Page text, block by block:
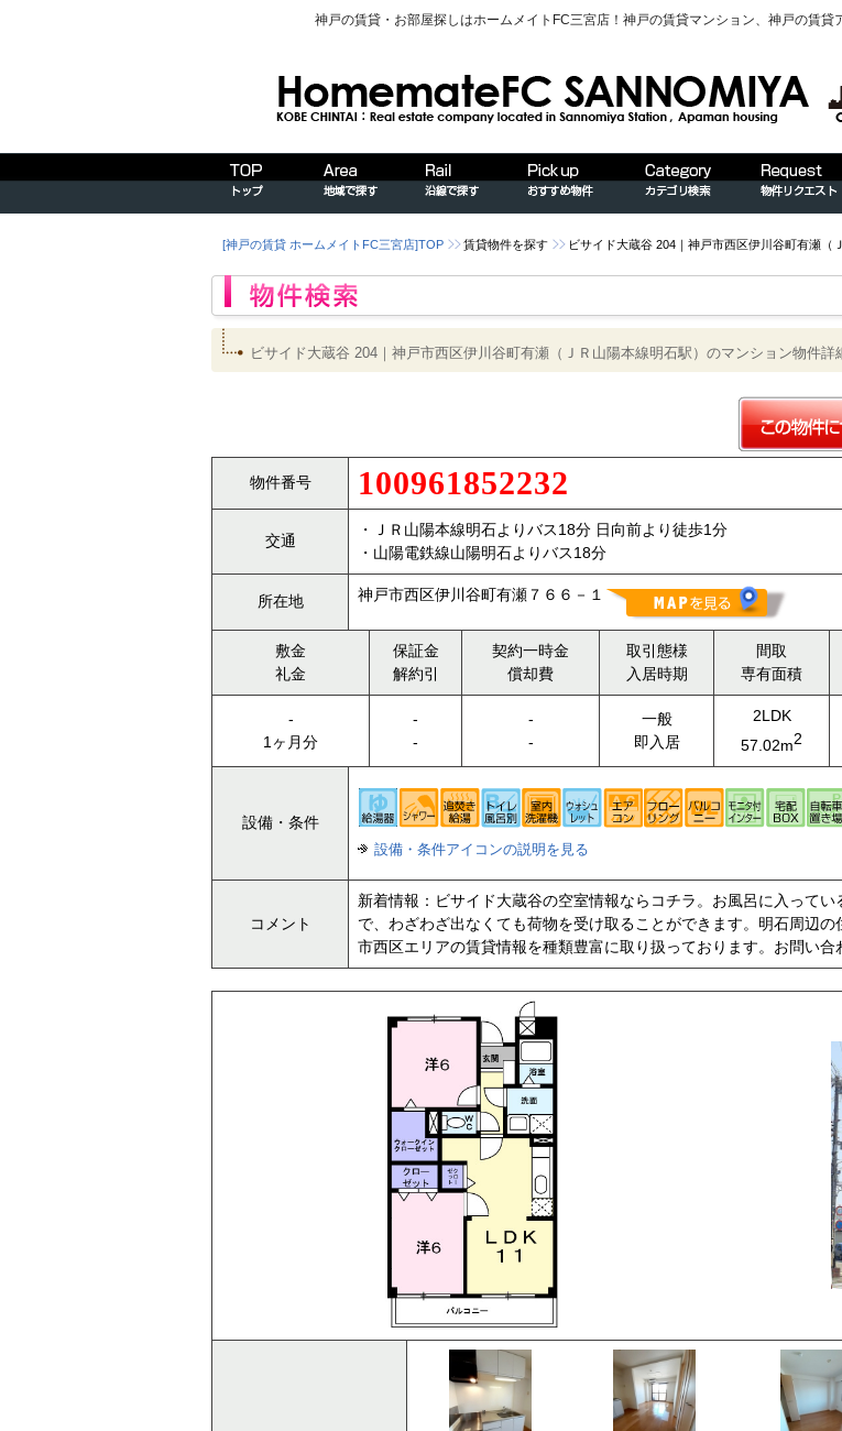
神戸の賃貸・お部屋探しはホームメイトFC三宮店！神戸の賃貸マンション、神戸の賃貸
[神戸の賃貸 ホームメイトFC三宮店]TOP 賃貸物件を探す ビサイド大蔵谷 204｜神戸市西区伊川谷町有瀬
ビサイド大蔵谷 204｜神戸市西区伊川谷町有瀬（ＪＲ山陽本線明石駅）のマンション物件詳
物件番号 100961852232
交通
・ＪＲ山陽本線明石よりバス18分 日向前より徒歩1分
・山陽電鉄線山陽明石よりバス18分
所在地 神戸市西区伊川谷町有瀬７６６－１
敷金
礼金
保証金
解約引
契約一時金
償却費
取引態様
入居時期
間取
専有面積
-
1ヶ月分
-
-
-
-
一般
即入居
2LDK
57.02m2
設備・条件
設備・条件アイコンの説明を見る
コメント
新着情報：ビサイド大蔵谷の空室情報ならコチラ。お風呂に入って
で、わざわざ出なくても荷物を受け取ることができます。明石周辺
市西区エリアの賃貸情報を種類豊富に取り扱っております。お問い合